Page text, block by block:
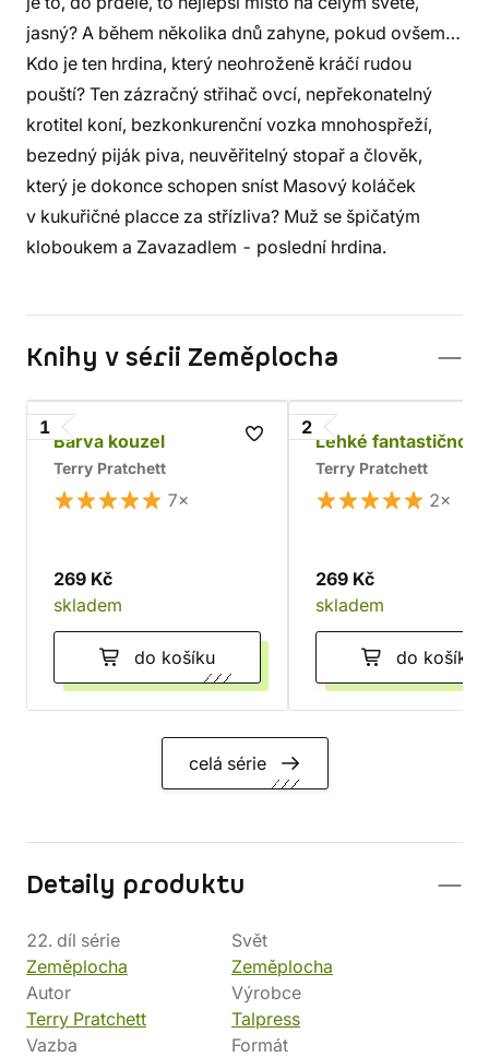
jasný? A během několika dnů zahyne, pokud ovšem…
Kdo je ten hrdina, který neohroženě kráčí rudou
pouští? Ten zázračný střihač ovcí, nepřekonatelný
krotitel koní, bezkonkurenční vozka mnohospřeží,
bezedný piják piva, neuvěřitelný stopař a člověk,
který je dokonce schopen sníst Masový koláček
v kukuřičné placce za střízliva? Muž se špičatým
kloboukem a Zavazadlem - poslední hrdina.
Knihy v sérii Zeměplocha
1
Barva kouzel
Terry Pratchett
7×
269 Kč
skladem
do košíku
2
Lehké fantastično
Terry Pratchett
2×
269 Kč
skladem
do košíku
celá série
Detaily produktu
22. díl série
Zeměplocha
Svět
Zeměplocha
Autor
Terry Pratchett
Výrobce
Talpress
Vazba
Formát